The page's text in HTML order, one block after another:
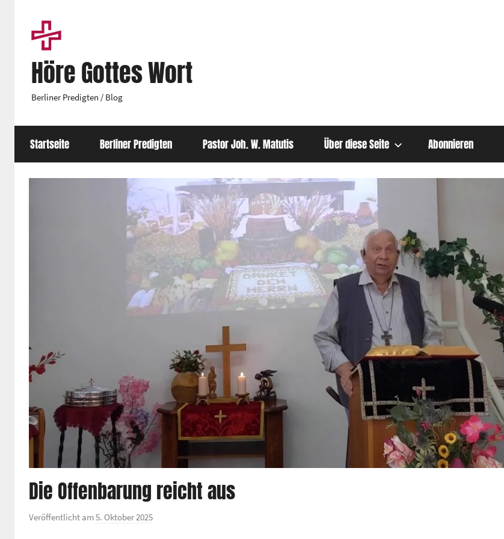
springen
Höre Gottes Wort
Berliner Predigten / Blog
Startseite Berliner Predigten Pastor Joh. W. Matutis Über diese Seite Abonnieren
Die Offenbarung reicht aus
Veröffentlicht am5. Oktober 2025